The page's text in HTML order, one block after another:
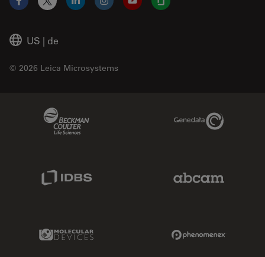
US | de
© 2026 Leica Microsystems
Facebook
X LinkedInInstagramYouTubeGlassdoor
Genedata Link
Molecular Devices Link